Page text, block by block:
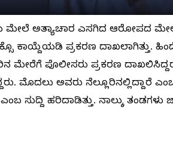
ಮೇಲೆ ಅತ್ಯಾಚಾರ ಎಸಗಿದ ಆರೋಪದ ಮೇಲೆ
ಕಾಯ್ದೆಯಡಿ ಪ್ರಕರಣ ದಾಖಲಾಗಿತ್ತು.
ಮೇರೆಗೆ ಪೊಲೀಸರು ಪ್ರಕರಣ
ಮೊದಲು ಅವರು ನೆಲ್ಲೂರಿನಲ್ಲಿದ್ದಾರೆ
ಸುದ್ದಿ ಹರಿದಾಡಿತ್ತು. ನಾಲ್ಕು